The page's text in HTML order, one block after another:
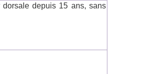
depuis 15 ans, sans